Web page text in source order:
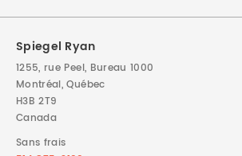
PROPRIÉTÉ INTELLECTUELLE
DROIT DE LA FAMILLE
Spiegel Ryan
1255, rue Peel, Bureau 1000
Montréal, Québec
H3B 2T9
Canada
Sans frais